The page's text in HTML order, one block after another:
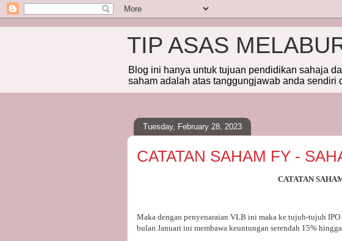
TIP ASAS
Blog ini hanya untuk tujuan pendidikan sahaja
saham adalah atas tanggungjawab anda sendiri
Tuesday, February 28, 2023
CATATAN SAHAM FY -
CATATAN
Maka dengan penyenaraian VLB ini maka ke tujuh-tujuh
bulan Januari ini membawa keuntungan serendah 15%